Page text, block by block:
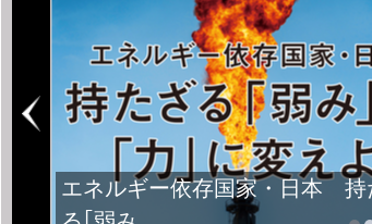
エネルギー依存国家・日本 持